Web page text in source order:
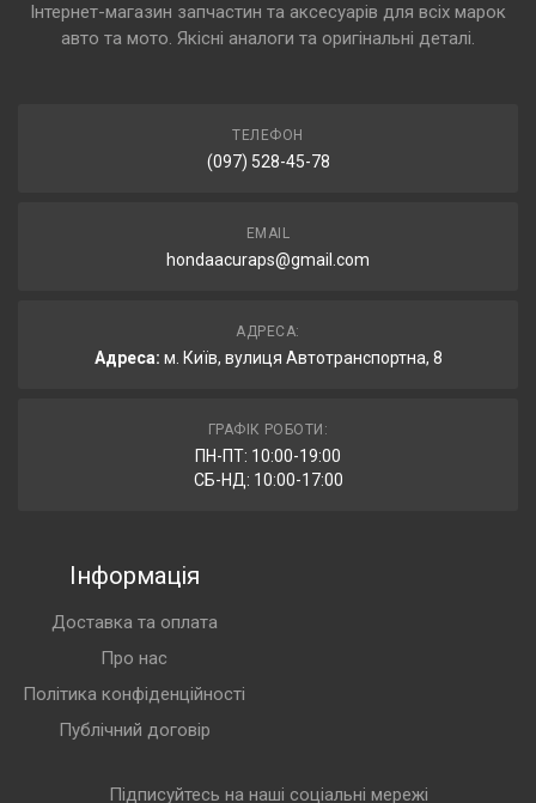
Інтернет-магазин запчастин та аксесуарів для всіх марок
авто та мото. Якісні аналоги та оригінальні деталі.
ТЕЛЕФОН
(097) 528-45-78
EMAIL
hondaacuraps@gmail.com
АДРЕСА:
Адреса: м. Київ, вулиця Автотранспортна, 8
ГРАФІК РОБОТИ:
ПН-ПТ: 10:00-19:00
СБ-НД: 10:00-17:00
Інформація
Доставка та оплата
Про нас
Політика конфіденційності
Публічний договір
Підписуйтесь на наші соціальні мережі